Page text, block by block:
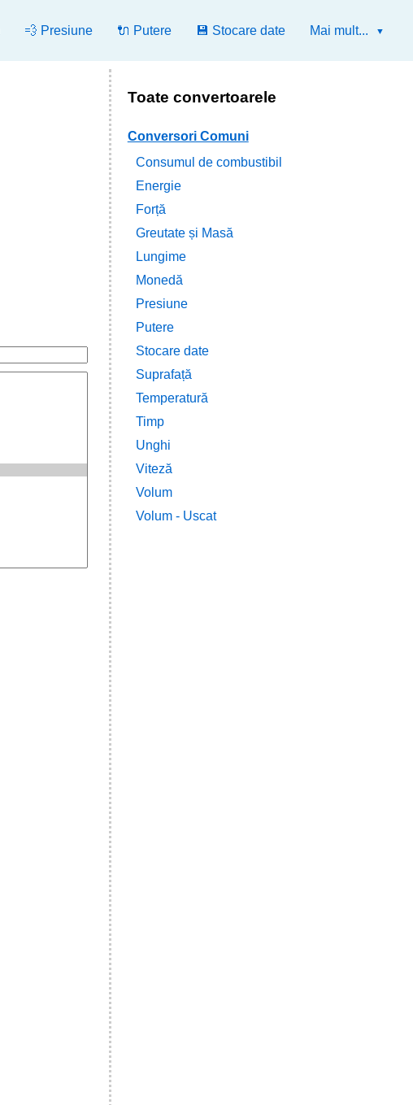
💨 Presiune 🔌 Putere 💾 Stocare date Mai mult...
Toate convertoarele
Conversori Comuni
Consumul de combustibil
Energie
Forță
Greutate și Masă
Lungime
Monedă
Presiune
Putere
Stocare date
Suprafață
Temperatură
Timp
Unghi
Viteză
Volum
Volum - Uscat